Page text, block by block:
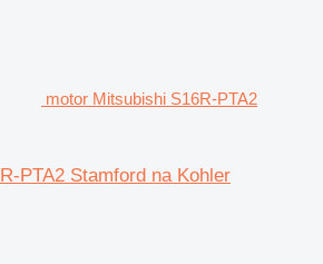
motor Mitsubishi S16R-PTA2
PTA2 Stamford na Kohler